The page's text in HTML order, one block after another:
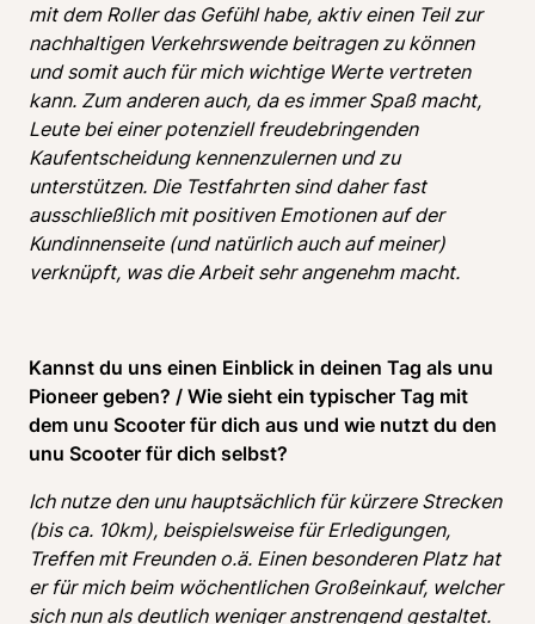
mit dem Roller das Gefühl habe, aktiv einen Teil zur
nachhaltigen Verkehrswende beitragen zu können
und somit auch für mich wichtige Werte vertreten
kann. Zum anderen auch, da es immer Spaß macht,
Leute bei einer potenziell freudebringenden
Kaufentscheidung kennenzulernen und zu
unterstützen. Die Testfahrten sind daher fast
ausschließlich mit positiven Emotionen auf der
Kundinnenseite (und natürlich auch auf meiner)
verknüpft, was die Arbeit sehr angenehm macht.
Kannst du uns einen Einblick in deinen Tag als unu
Pioneer geben? / Wie sieht ein typischer Tag mit
dem unu Scooter für dich aus und wie nutzt du den
unu Scooter für dich selbst?
Ich nutze den unu hauptsächlich für kürzere Strecken
(bis ca. 10km), beispielsweise für Erledigungen,
Treffen mit Freunden o.ä. Einen besonderen Platz hat
er für mich beim wöchentlichen Großeinkauf, welcher
sich nun als deutlich weniger anstrengend gestaltet.